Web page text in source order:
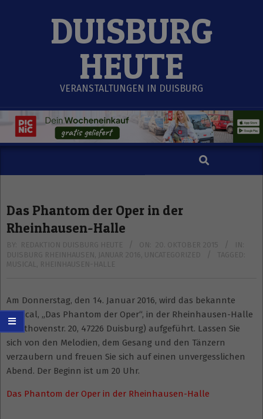
DUISBURG
HEUTE
VERANSTALTUNGEN IN DUISBURG
Search
Das Phantom der Oper in der
Rheinhausen-Halle
BY: REDAKTION DUISBURG HEUTE ON: 20. OKTOBER 2015
IN:
DUISBURG RHEINHAUSEN JANUAR 2016 UNCATEGORIZED
TAGGED:
MUSICAL RHEINHAUSEN-HALLE
Am Donnerstag, den 14. Januar 2016, wird das bekannte
Musical, „Das Phantom der Oper“, in der Rheinhausen-Halle
(Beethovenstr. 20, 47226 Duisburg) aufgeführt. Lassen Sie
sich von den Melodien, dem Gesang und den Tänzern
verzaubern und freuen Sie sich auf einen unvergesslichen
Abend. Der Beginn ist um 20 Uhr.
Das Phantom der Oper in der Rheinhausen-Halle